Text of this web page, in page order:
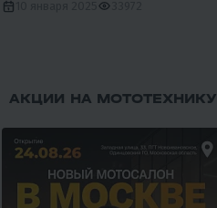
АКЦИИ НА МОТОТЕХНИКУ